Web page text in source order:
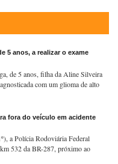
5 anos, a realizar o exame
de 5 anos, filha da Aline Silveira
com um glioma de alto
fora do veículo em acidente
a Polícia Rodoviária Federal
532 da BR-287, próximo ao